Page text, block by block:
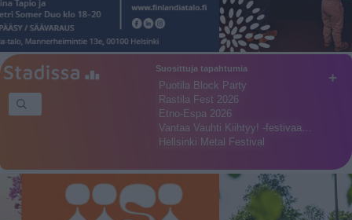
+
Suosittuja tapahtumia
Puotila Block Party
Rastila Fest 2026
Etno-Espa 2026
Vantaa Vauhti Kiihtyy! -festivaa…
Hellsinki Metal Festival